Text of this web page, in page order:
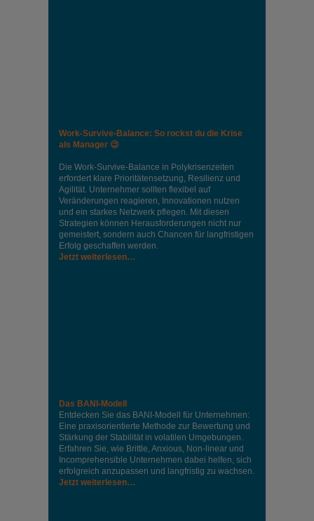
Work-Survive-Balance: So rockst du die Krise
als Manager 😉
Die Work-Survive-Balance in Polykrisenzeiten
erfordert klare Prioritätensetzung, Resilienz und
Agilität. Unternehmer sollten flexibel auf
Veränderungen reagieren, Innovationen nutzen
und ein starkes Netzwerk pflegen. Mit diesen
Strategien können Herausforderungen nicht nur
gemeistert, sondern auch Chancen für langfristigen
Erfolg geschaffen werden.
Jetzt weiterlesen…
Das BANI-Modell
Entdecken Sie das BANI-Modell für Unternehmen:
Eine praxisorientierte Methode zur Bewertung und
Stärkung der Stabilität in volatilen Umgebungen.
Erfahren Sie, wie Brittle, Anxious, Non-linear und
Incomprehensible Unternehmen dabei helfen, sich
erfolgreich anzupassen und langfristig zu wachsen.
Jetzt weiterlesen…